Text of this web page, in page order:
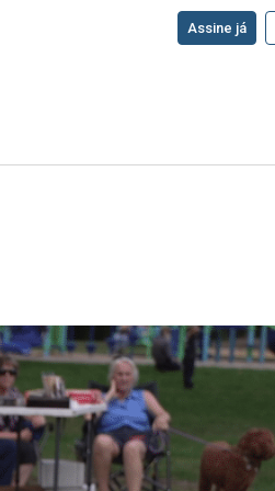
Assine já